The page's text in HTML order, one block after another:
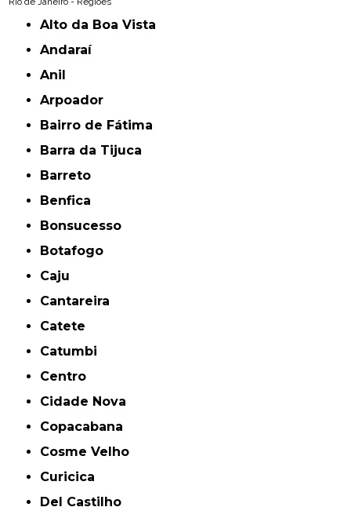
Alto da Boa Vista
Andaraí
Anil
Arpoador
Bairro de Fátima
Barra da Tijuca
Barreto
Benfica
Bonsucesso
Botafogo
Caju
Cantareira
Catete
Catumbi
Centro
Cidade Nova
Copacabana
Cosme Velho
Curicica
Del Castilho